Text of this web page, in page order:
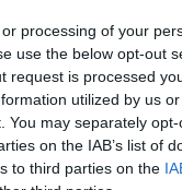
processing of your
use the below opt-out
request is processed
utilized by us
You may separately
on the IAB’s list of
to third parties on the